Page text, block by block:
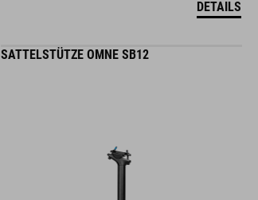
DETAILS
SATTELSTÜTZE OMNE SB12